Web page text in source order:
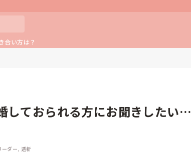
合い方は？
しておられる方にお聞きしたいで
ダー, 透析